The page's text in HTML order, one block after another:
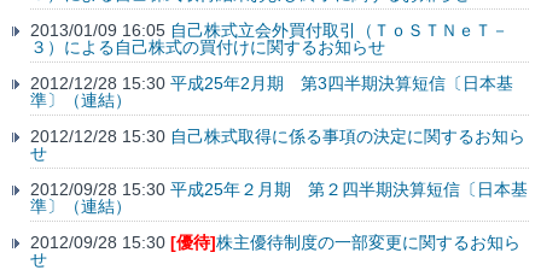
2013/01/09 16:05 自己株式立会外買付取引（ＴｏＳＴＮｅＴ－
３）による自己株式の買付けに関するお知らせ
2012/12/28 15:30 平成25年2月期 第3四半期決算短信〔日本基
準〕（連結）
2012/12/28 15:30 自己株式取得に係る事項の決定に関するお知ら
せ
2012/09/28 15:30 平成25年２月期 第２四半期決算短信〔日本基
準〕（連結）
2012/09/28 15:30 [優待]株主優待制度の一部変更に関するお知ら
せ